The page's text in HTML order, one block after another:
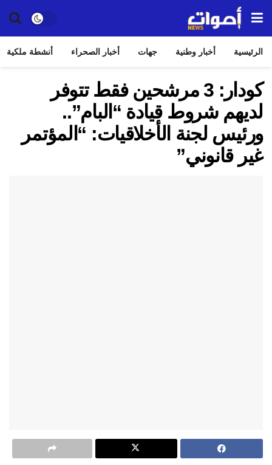
الرئيسية أخبار وطنية جهات أخبار الصحراء أنشطة ملكية
كودار: 3 مرشحين فقط تتوفر
لديهم شروط قيادة “البام”..
ورئيس لجنة الأخلاقيات: “المؤتمر
غير قانوني”